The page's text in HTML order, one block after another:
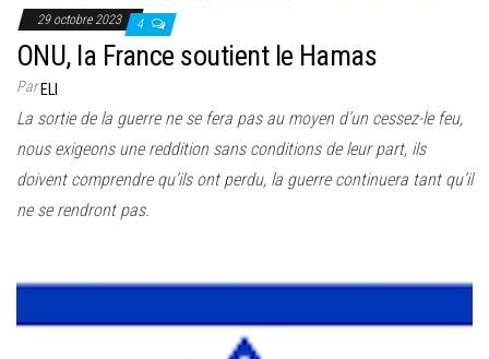
29 octobre 2023 4
ONU, la France soutient le Hamas
ParELI
La sortie de la guerre ne se fera pas au moyen d’un cessez-le feu,
nous exigeons une reddition sans conditions de leur part, ils
doivent comprendre qu’ils ont perdu, la guerre continuera tant qu’il
ne se rendront pas.